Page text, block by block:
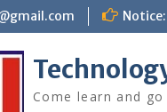
Notice:
Come learn and go